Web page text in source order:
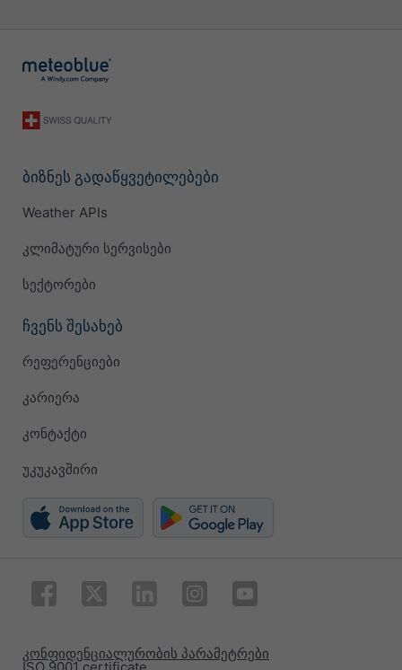
ბიზნეს გადაწყვეტილებები
Weather APIs
კლიმატური სერვისები
სექტორები
ჩვენს შესახებ
რეფერენციები
კარიერა
კონტაქტი
უკუკავშირი
ISO 9001 certificate
კონფიდენციალურობის პარამეტრები